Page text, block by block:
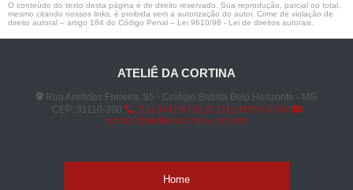
O conteúdo do texto desta página é de direito reservado. Sua reprodução, parcial ou total,
mesmo citando nossos links, é proibida sem a autorização do autor. Crime de violação de
direito autoral – artigo 184 do Código Penal – Lei 9610/98 - Lei de direitos autorais
ATELIÊ DA CORTINA
Rua Aristides Ferreira, 95 - Colégio Batista Belo Horizonte - MG
CEP: 31110-390
(31) 3442-6792
(31) 98550-0090
contato@ateliedacortina.com.brm
Home